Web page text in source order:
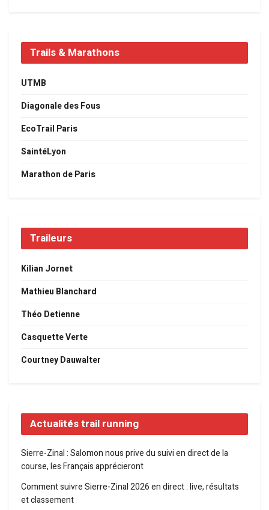
Trails & Marathons
UTMB
Diagonale des Fous
EcoTrail Paris
SaintéLyon
Marathon de Paris
Traileurs
Kilian Jornet
Mathieu Blanchard
Théo Detienne
Casquette Verte
Courtney Dauwalter
Actualités trail running
Sierre-Zinal : Salomon nous prive du suivi en direct de la
course, les Français apprécieront
Comment suivre Sierre-Zinal 2026 en direct : live, résultats
et classement